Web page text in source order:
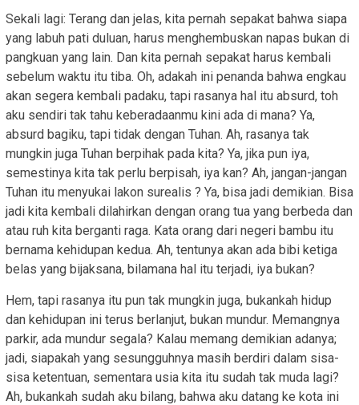
Sekali lagi: Terang dan jelas, kita pernah sepakat bahwa siapa
yang labuh pati duluan, harus menghembuskan napas bukan di
pangkuan yang lain. Dan kita pernah sepakat harus kembali
sebelum waktu itu tiba. Oh, adakah ini penanda bahwa engkau
akan segera kembali padaku, tapi rasanya hal itu absurd, toh
aku sendiri tak tahu keberadaanmu kini ada di mana? Ya,
absurd bagiku, tapi tidak dengan Tuhan. Ah, rasanya tak
mungkin juga Tuhan berpihak pada kita? Ya, jika pun iya,
semestinya kita tak perlu berpisah, iya kan? Ah, jangan-jangan
Tuhan itu menyukai lakon surealis ? Ya, bisa jadi demikian. Bisa
jadi kita kembali dilahirkan dengan orang tua yang berbeda dan
atau ruh kita berganti raga. Kata orang dari negeri bambu itu
bernama kehidupan kedua. Ah, tentunya akan ada bibi ketiga
belas yang bijaksana, bilamana hal itu terjadi, iya bukan?
Hem, tapi rasanya itu pun tak mungkin juga, bukankah hidup
dan kehidupan ini terus berlanjut, bukan mundur. Memangnya
parkir, ada mundur segala? Kalau memang demikian adanya;
jadi, siapakah yang sesungguhnya masih berdiri dalam sisa-
sisa ketentuan, sementara usia kita itu sudah tak muda lagi?
Ah, bukankah sudah aku bilang, bahwa aku datang ke kota ini